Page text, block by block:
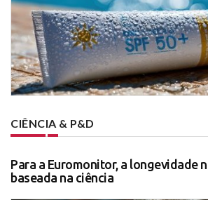
CIÊNCIA & P&D
Para a Euromonitor, a longevidade
baseada na ciência